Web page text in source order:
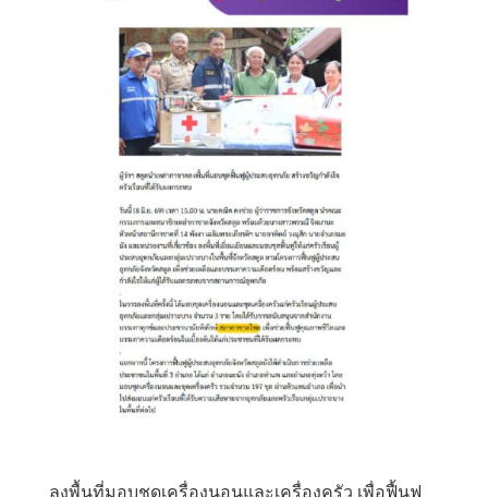
ลงพื้นที่มอบชุดเครื่องนอนและเครื่องครัว เพื่อฟื้นฟู